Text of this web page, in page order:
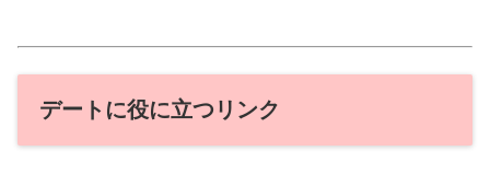
デートに役に立つリンク